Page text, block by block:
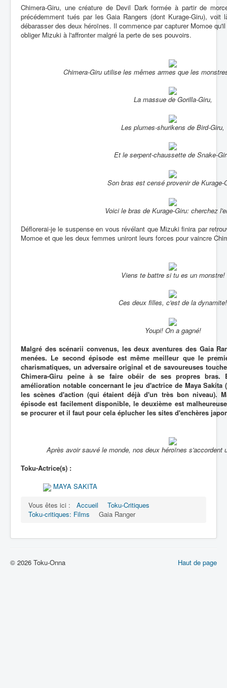
Chimera-Giru, une créature de Devil Dark formée à partir de
précédemment tués par les Gaia Rangers (dont Kurage-Giru),
débarasser des deux héroïnes. Il commence par capturer Momoe
obliger Mizuki à l'affronter malgré la perte de ses pouvoirs.
Chimera-Giru utilise les mêmes armes que les
La massue de Gorilla-Giru,
Les plumes-shurikens de Bird-Giru,
Et le serpent-chaussette de Snake-
Son bras est censé provenir de Kurage-
Voici le bras de Kurage-Giru: cherchez
Déflorerai-je le suspense en vous révélant que Mizuki finira par
Momoe et que les deux femmes uniront leurs forces pour vaincre
Viens te battre si tu es un monstre!
Ces deux filles, c'est de la dynamite!
Youpi! On a gagné!
Malgré des scénarii convenus, les deux aventures des Gaia
menées. Le second épisode est même meilleur que le
charismatiques, un adversaire original et de savoureuses
Chimera-Giru peine à se faire obéir de ses propres
amélioration notable concernant le jeu d'actrice de Maya Sakita
les scènes d'action (qui étaient déjà d'un très bon niveau).
épisode est facilement disponible, le deuxième est
se procurer et il faut pour cela éplucher les sites d'enchères
Après avoir sauvé le monde, nos deux héroïnes s'accordent
Toku-Actrice(s) :
MAYA SAKITA
Vous êtes ici :
Accueil
Toku-Critiques
Toku-critiques: Films
Gaia Ranger
Haut de page
© 2026 Toku-Onna